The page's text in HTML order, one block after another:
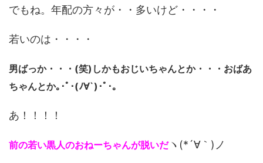
でもね。年配の方々が・・多いけど・・・・
若いのは・・・・
男ばっか・・・(笑)しかもおじいちゃんとか・・・おばあ
ちゃんとか｡･ﾟ･(ﾉ∀`)･ﾟ･｡
あ！！！！
前の若い黒人のおねーちゃんが脱いだヽ(*´∀｀)ノ